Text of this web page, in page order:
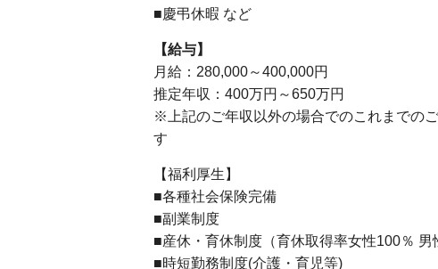
■慶弔休暇 など
【給与】
月給：280,000～400,000円
推定年収：400万円～650万円
※上記のご年収以外の場合でのこれまでの
す
【福利厚生】
■各種社会保険完備
■副業制度
■産休・育休制度（育休取得率女性100％ 男
■時短勤務制度(介護・育児等)